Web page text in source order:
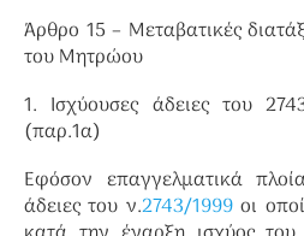
Άρθρο 15 – Μεταβατικές
του Μητρώου
1. Ισχύουσες άδειες του
(παρ.1α)
Εφόσον επαγγελματικά
άδειες του ν.2743/1999οι